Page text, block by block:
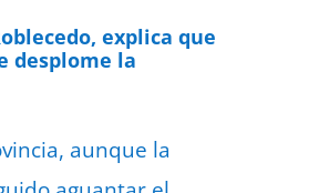
explica que
desplome la
aunque la